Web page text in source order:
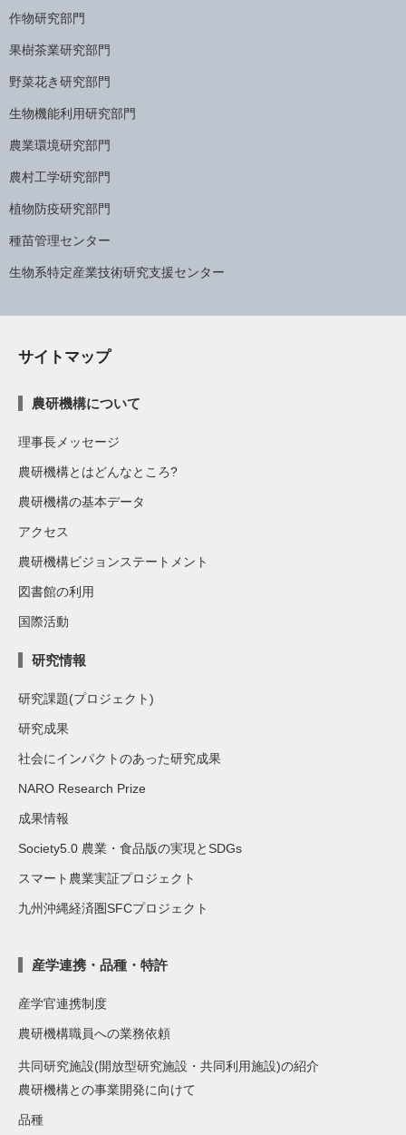
作物研究部門
果樹茶業研究部門
野菜花き研究部門
生物機能利用研究部門
農業環境研究部門
農村工学研究部門
植物防疫研究部門
種苗管理センター
生物系特定産業技術研究支援センター
サイトマップ
農研機構について
理事長メッセージ
農研機構とはどんなところ?
農研機構の基本データ
アクセス
農研機構ビジョンステートメント
図書館の利用
国際活動
研究情報
研究課題(プロジェクト)
研究成果
社会にインパクトのあった研究成果
NARO Research Prize
成果情報
Society5.0 農業・食品版の実現とSDGs
スマート農業実証プロジェクト
九州沖縄経済圏SFCプロジェクト
産学連携・品種・特許
産学官連携制度
農研機構職員への業務依頼
共同研究施設(開放型研究施設・共同利用施設)の紹介
農研機構との事業開発に向けて
品種